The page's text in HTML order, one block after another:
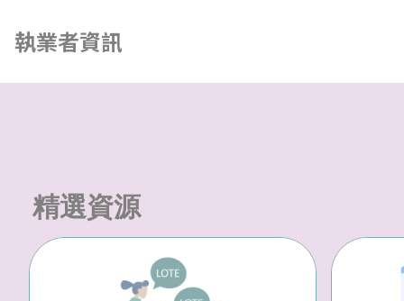
執業者資訊
精選資源